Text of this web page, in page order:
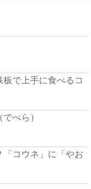
で上手に食べるコ
べら）
コウネ」に「やお